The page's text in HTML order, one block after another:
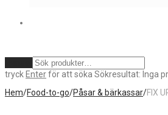
tryck Enterför att söka Sökresultat: Inga
Hem/Food-to-go/Påsar & bärkassar/FIX